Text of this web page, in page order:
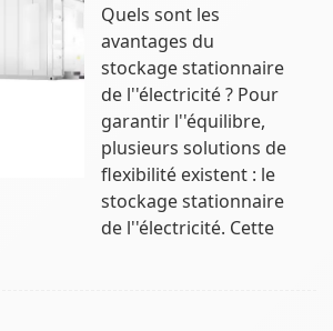
Quels sont les
avantages du
stockage stationnaire
de l''électricité ? Pour
garantir l''équilibre,
plusieurs solutions de
flexibilité existent : le
stockage stationnaire
de l''électricité. Cette